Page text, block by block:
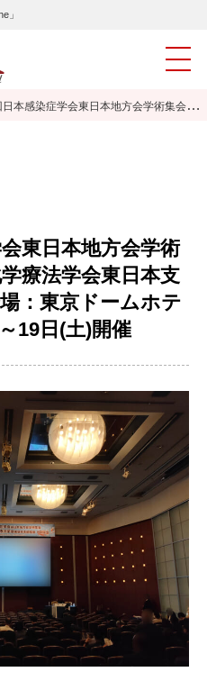
」
日本地方会学術集会／第71回日本化学療法学会東日本支部総会合同学会（会場：東京ドームホテル）が10月17日(木)～19日(土)開催
東日本地方会学術
療法学会東日本支
：東京ドームホテ
19日(土)開催